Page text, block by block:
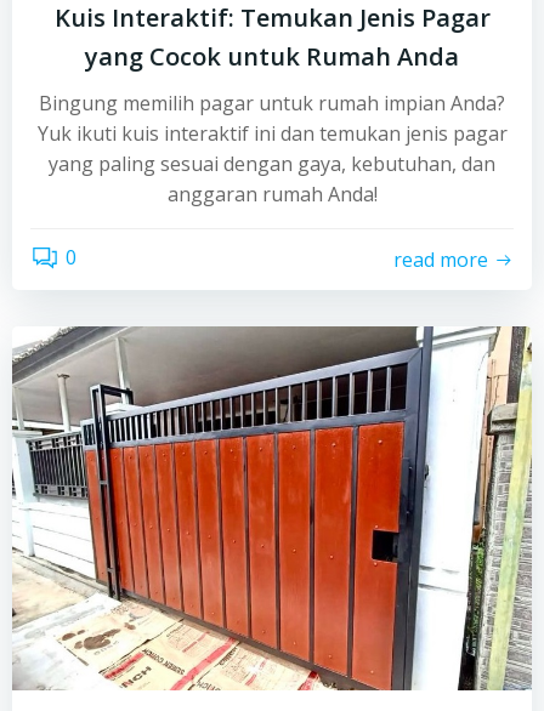
Kuis Interaktif: Temukan Jenis Pagar
yang Cocok untuk Rumah Anda
Bingung memilih pagar untuk rumah impian Anda?
Yuk ikuti kuis interaktif ini dan temukan jenis pagar
yang paling sesuai dengan gaya, kebutuhan, dan
anggaran rumah Anda!
0 read more